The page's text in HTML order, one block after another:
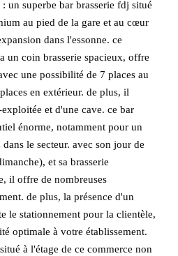
un superbe bar brasserie fdj situé
au pied de la gare et au cœur
dans l'essonne. ce
un coin brasserie spacieux, offre
une possibilité de 7 places au
en extérieur. de plus, il
et d'une cave. ce bar
énorme, notamment pour un
le secteur. avec son jour de
et sa brasserie
il offre de nombreuses
de plus, la présence d'un
le stationnement pour la clientèle,
optimale à votre établissement.
à l'étage de ce commerce non